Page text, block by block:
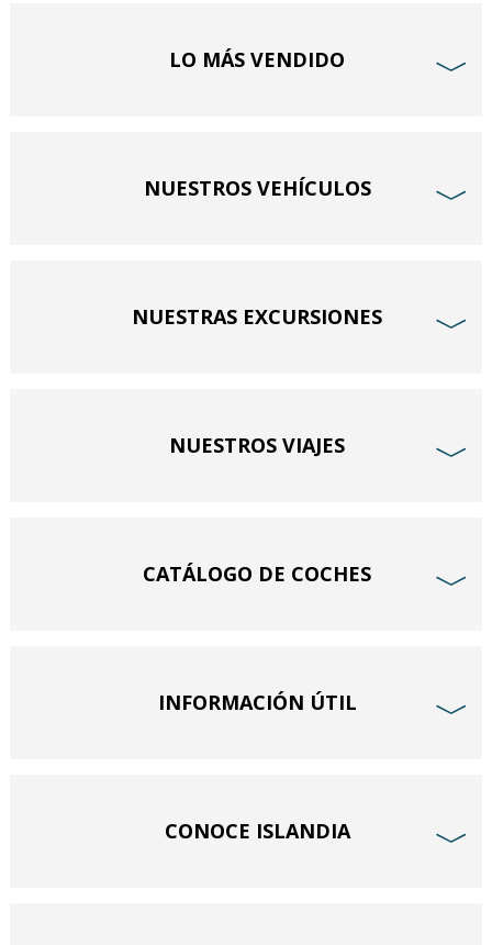
LO MÁS VENDIDO ﹀
NUESTROS VEHÍCULOS ﹀
NUESTRAS EXCURSIONES ﹀
NUESTROS VIAJES ﹀
CATÁLOGO DE COCHES ﹀
INFORMACIÓN ÚTIL ﹀
CONOCE ISLANDIA ﹀